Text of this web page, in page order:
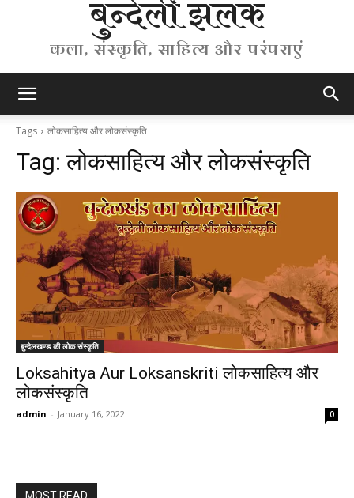
बुन्देली झलक
कला, संस्कृति, साहित्य और परंपराएं
Tags लोकसाहित्य और लोकसंस्कृति
Tag:लोकसाहित्य और लोकसंस्कृति
बुन्देलखण्ड की लोक संस्कृति
Loksahitya Aur Loksanskriti लोकसाहित्य और
लोकसंस्कृति
admin - January 16, 2022 0